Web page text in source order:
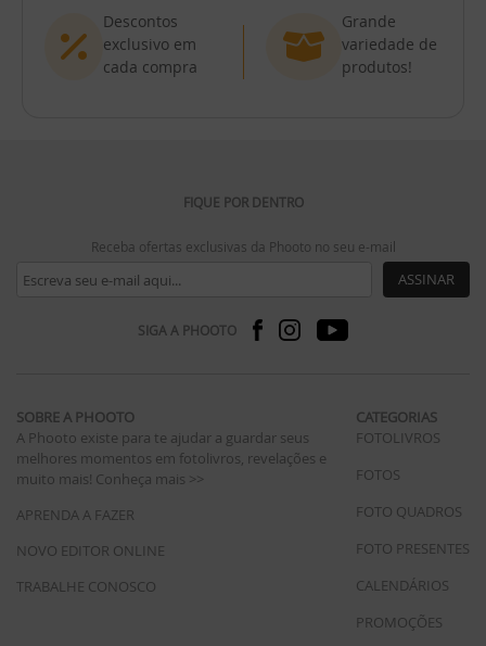
Descontos
exclusivo em
cada compra
Grande
variedade de
produtos!
FIQUE POR DENTRO
Receba ofertas exclusivas da Phooto no seu e-mail
ASSINAR
SIGA A PHOOTO
SOBRE A PHOOTO
A Phooto existe para te ajudar a guardar seus
melhores momentos em fotolivros, revelações e
muito mais! Conheça mais >>
APRENDA A FAZER
NOVO EDITOR ONLINE
TRABALHE CONOSCO
CATEGORIAS
FOTOLIVROS
FOTOS
FOTO QUADROS
FOTO PRESENTES
CALENDÁRIOS
PROMOÇÕES